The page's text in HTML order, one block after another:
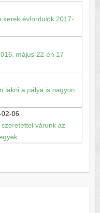
kerek évfordulók 2017-
május 22-én 17
lakni a pálya is nagyon
06
várunk az